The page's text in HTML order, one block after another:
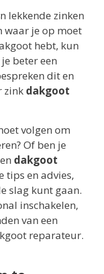
lekkende zinken
waar je op moet
hebt, kun
beter een
dit en
zink dakgoot
volgen om
Of ben je
dakgoot
tips en advies,
slag kunt gaan.
inschakelen,
van een
reparateur.